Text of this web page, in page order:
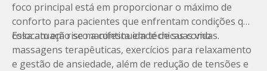
foco principal está em proporcionar o máximo de
conforto para pacientes que enfrentam condições que
colocam em risco a continuidade de suas vidas.
Essa atuação se manifesta em técnicas como
massagens terapêuticas, exercícios para relaxamento
e gestão de ansiedade, além de redução de tensões e